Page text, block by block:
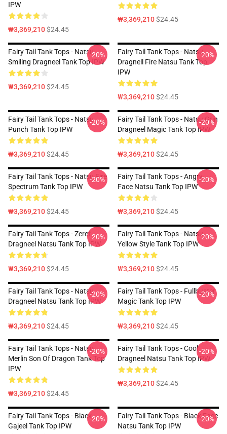
IPW
₩3,369,210$24.45
₩3,369,210$24.45
Fairy Tail Tank Tops - Natsu
Smiling Dragneel Tank Top IPW
₩3,369,210$24.45
-20%
Fairy Tail Tank Tops - Natsu
Dragnell Fire Natsu Tank Top
IPW
₩3,369,210$24.45
-20%
Fairy Tail Tank Tops - Natsu
Punch Tank Top IPW
₩3,369,210$24.45
-20%
Fairy Tail Tank Tops - Natsu Grin
Dragneel Magic Tank Top IPW
₩3,369,210$24.45
-20%
Fairy Tail Tank Tops - Natsu Fire
Spectrum Tank Top IPW
₩3,369,210$24.45
-20%
Fairy Tail Tank Tops - Angry
Face Natsu Tank Top IPW
₩3,369,210$24.45
-20%
Fairy Tail Tank Tops - Zeref
Dragneel Natsu Tank Top IPW
₩3,369,210$24.45
-20%
Fairy Tail Tank Tops - Natsu
Yellow Style Tank Top IPW
₩3,369,210$24.45
-20%
Fairy Tail Tank Tops - Natsu
Dragneel Natsu Tank Top IPW
₩3,369,210$24.45
-20%
Fairy Tail Tank Tops - Fullbuster
Magic Tank Top IPW
₩3,369,210$24.45
-20%
Fairy Tail Tank Tops - Natsu
Merlin Son Of Dragon Tank Top
IPW
₩3,369,210$24.45
-20%
Fairy Tail Tank Tops - Cool
Dragneel Natsu Tank Top IPW
₩3,369,210$24.45
-20%
Fairy Tail Tank Tops - Black
Gajeel Tank Top IPW
-20%
Fairy Tail Tank Tops - Black Face
Natsu Tank Top IPW
-20%